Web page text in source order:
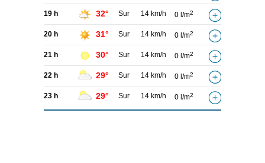
19 h 32° Sur 14 km/h 0 l/m2
20 h 31° Sur 14 km/h 0 l/m2
21 h 30° Sur 14 km/h 0 l/m2
22 h 29° Sur 14 km/h 0 l/m2
23 h 29° Sur 14 km/h 0 l/m2